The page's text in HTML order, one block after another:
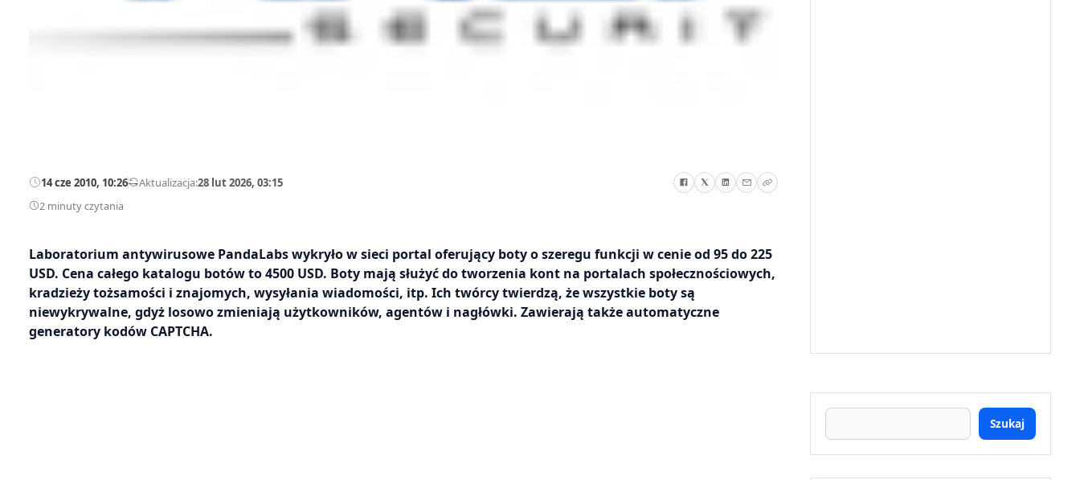
14 cze 2010, 10:26—Aktualizacja:28 lut 2026, 03:15
2 minuty czytania
Laboratorium antywirusowe PandaLabs wykryło w sieci portal oferujący boty o szeregu funkcji w cenie od 95 do 225
USD. Cena całego katalogu botów to 4500 USD. Boty mają służyć do tworzenia kont na portalach społecznościowych,
kradzieży tożsamości i znajomych, wysyłania wiadomości, itp. Ich twórcy twierdzą, że wszystkie boty są
niewykrywalne, gdyż losowo zmieniają użytkowników, agentów i nagłówki. Zawierają także automatyczne
generatory kodów CAPTCHA.
Szukaj